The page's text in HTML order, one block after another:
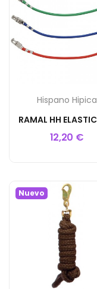
Hispano Hipica
12,20 €
Nuevo